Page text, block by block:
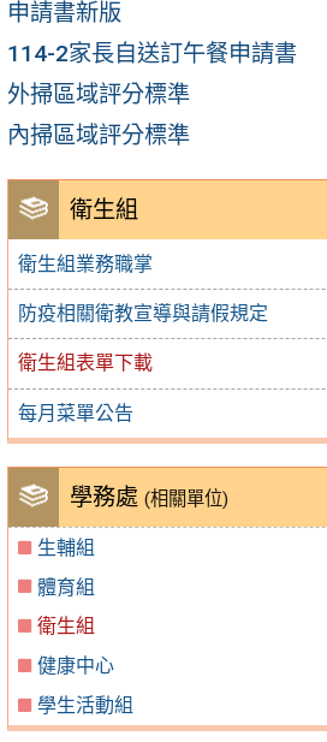
衛生組
衛生組業務職掌
防疫相關衛教宣導與請假規定
衛生組表單下載
每月菜單公告
學務處 (相關單位)
生輔組
體育組
衛生組
健康中心
學生活動組
申請書新版
114-2家長自送訂午餐申請書
外掃區域評分標準
內掃區域評分標準